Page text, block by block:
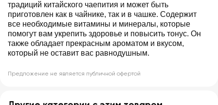
традиций китайского чаепития и может быть
приготовлен как в чайнике, так и в чашке. Содержит
все необходимые витамины и минералы, которые
помогут вам укрепить здоровье и повысить тонус. Он
также обладает прекрасным ароматом и вкусом,
который не оставит вас равнодушным.
Предложение не является публичной офертой